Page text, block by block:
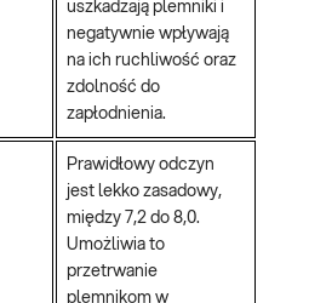
uszkadzają plemniki i
negatywnie wpływają
na ich ruchliwość oraz
zdolność do
zapłodnienia.
Prawidłowy odczyn
jest lekko zasadowy,
między 7,2 do 8,0.
Umożliwia to
przetrwanie
plemnikom w